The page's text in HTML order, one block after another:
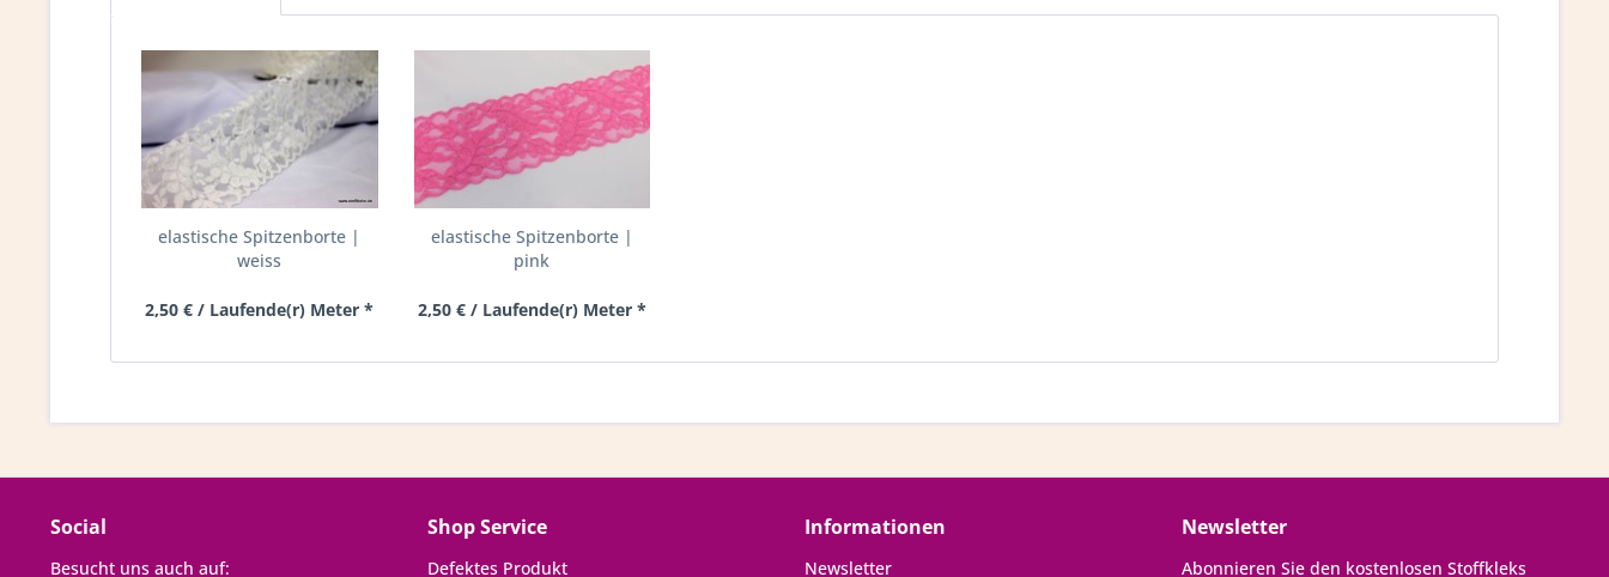
elastische Spitzenborte |
weiss
2,50 € / Laufende(r) Meter *
elastische Spitzenborte |
pink
2,50 € / Laufende(r) Meter *
Social
Besucht uns auch auf:
Shop Service
Defektes Produkt
Informationen
Newsletter
Newsletter
Abonnieren Sie den kostenlosen Stoffkleks